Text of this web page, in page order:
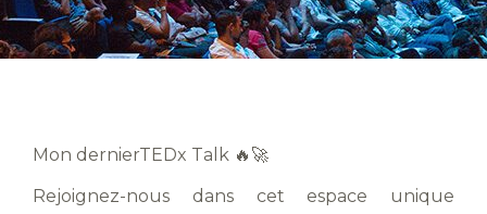
Mon dernierTEDx Talk 🔥🚀
Rejoignez-nous dans cet espace unique